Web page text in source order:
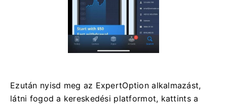
Ezután nyisd meg az ExpertOption alkalmazást,
látni fogod a kereskedési platformot, kattints a